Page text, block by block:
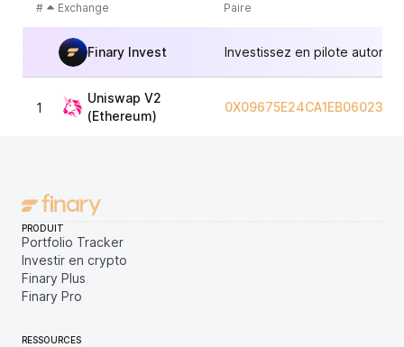
# Exchange Paire
Finary Invest Investissez en pilote
1
Uniswap V2
(Ethereum)
PRODUIT
Portfolio Tracker
Investir en crypto
Finary Plus
Finary Pro
RESSOURCES